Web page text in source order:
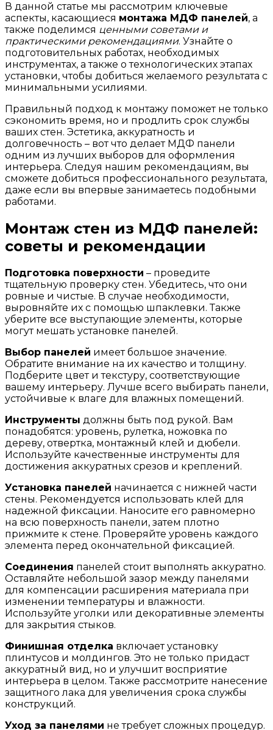
В данной статье мы рассмотрим ключевые
аспекты, касающиеся монтажа МДФ панелей, а
также поделимся ценными советами и
практическими рекомендациями. Узнайте о
подготовительных работах, необходимых
инструментах, а также о технологических этапах
установки, чтобы добиться желаемого результата с
минимальными усилиями.
Правильный подход к монтажу поможет не только
сэкономить время, но и продлить срок службы
ваших стен. Эстетика, аккуратность и
долговечность – вот что делает МДФ панели
одним из лучших выборов для оформления
интерьера. Следуя нашим рекомендациям, вы
сможете добиться профессионального результата,
даже если вы впервые занимаетесь подобными
работами.
Монтаж стен из МДФ панелей:
советы и рекомендации
Подготовка поверхности – проведите
тщательную проверку стен. Убедитесь, что они
ровные и чистые. В случае необходимости,
выровняйте их с помощью шпаклевки. Также
уберите все выступающие элементы, которые
могут мешать установке панелей.
Выбор панелей имеет большое значение.
Обратите внимание на их качество и толщину.
Подберите цвет и текстуру, соответствующие
вашему интерьеру. Лучше всего выбирать панели,
устойчивые к влаге для влажных помещений.
Инструменты должны быть под рукой. Вам
понадобятся: уровень, рулетка, ножовка по
дереву, отвертка, монтажный клей и дюбели.
Используйте качественные инструменты для
достижения аккуратных срезов и креплений.
Установка панелей начинается с нижней части
стены. Рекомендуется использовать клей для
надежной фиксации. Наносите его равномерно
на всю поверхность панели, затем плотно
прижмите к стене. Проверяйте уровень каждого
элемента перед окончательной фиксацией.
Соединения панелей стоит выполнять аккуратно.
Оставляйте небольшой зазор между панелями
для компенсации расширения материала при
изменении температуры и влажности.
Используйте уголки или декоративные элементы
для закрытия стыков.
Финишная отделка включает установку
плинтусов и молдингов. Это не только придаст
аккуратный вид, но и улучшит восприятие
интерьера в целом. Также рассмотрите нанесение
защитного лака для увеличения срока службы
конструкций.
Уход за панелями не требует сложных процедур.